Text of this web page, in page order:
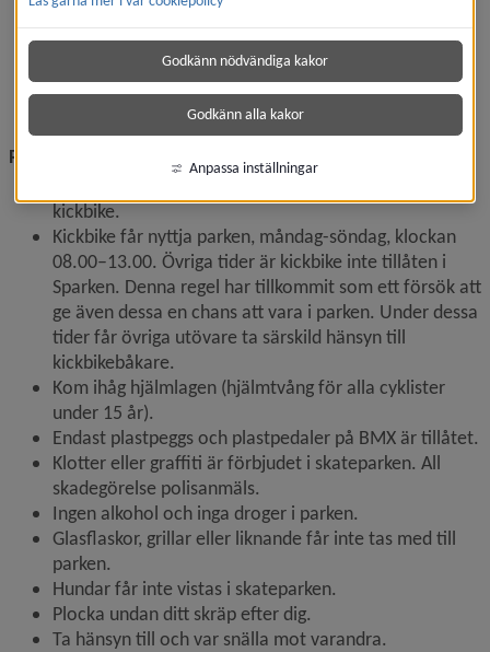
att visa hänsyn till varandra.
Vi rekommenderar alla att använda hjälm,
handledsskydd, armbågsskydd samt knäskydd.
Påminn varandra om regler och information i
Regler
kickbike.
Kickbike får nyttja parken, måndag-söndag, klockan
08.00–13.00. Övriga tider är kickbike inte tillåten i
Sparken. Denna regel har tillkommit som ett försök att
ge även dessa en chans att vara i parken. Under dessa
tider får övriga utövare ta särskild hänsyn till
kickbikebåkare.
Kom ihåg hjälmlagen (hjälmtvång för alla cyklister
under 15 år).
Endast plastpeggs och plastpedaler på BMX är tillåtet.
Klotter eller graffiti är förbjudet i skateparken. All
skadegörelse polisanmäls.
Ingen alkohol och inga droger i parken.
Glasflaskor, grillar eller liknande får inte tas med till
parken.
Hundar får inte vistas i skateparken.
Plocka undan ditt skräp efter dig.
Ta hänsyn till och var snälla mot varandra.
Godkänn nödvändiga kakor
Godkänn alla kakor
Anpassa inställningar